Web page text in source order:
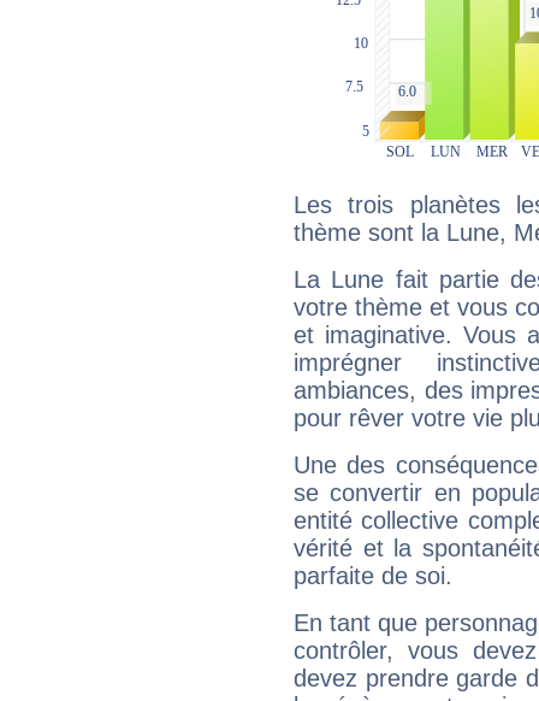
Les trois planètes
thème sont la Lune,
La Lune fait partie
votre thème et vous
et imaginative. Vous
imprégner
ambiances, des
pour rêver votre vie
Une des
se convertir en
entité collective
vérité et la
parfaite de soi.
En tant que
contrôler, vous
devez prendre garde